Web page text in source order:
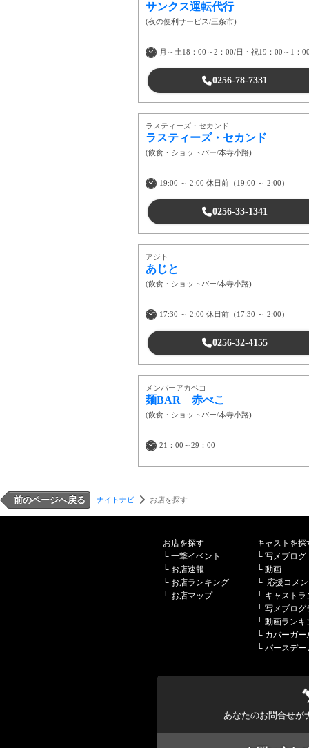
サンクス運転代行
(夜の便利サービス/三条市)
月～土18：00～2：00/日・祝19：00～1：
0256-78-7331
ラスティーズ・セカンド
ラスティーズ・セカンド
(飲食・ショットバー/本寺小路)
19:00 ～ 2:00 休日前（19:00 ～ 2:00）
0256-33-1341
アジト
あじと
(飲食・ショットバー/本寺小路)
17:30 ～ 2:00 休日前（17:30 ～ 2:00）
0256-32-4155
メンバーアカベコ
麺BAR 赤べこ
(飲食・ショットバー/本寺小路)
21：00～29：00
前のページへ戻る ナイトナビ お店を探す
お店を探す
└ 一撃イベント
└ お店速報
└ お店ランキング
└ お店マップ
キャストを探
└ 写メブログ
└ 動画
└ 応援コメ
└ キャストラ
└ 写メブログ
└ 動画ランキ
└ カバーガー
└ バースデー
あなたのお問合せが